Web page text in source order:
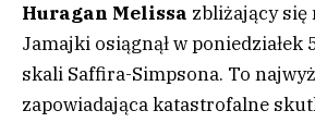
Huragan Melissa zbliżający
Jamajki osiągnął w poniedziałek
skali Saffira-Simpsona. To
zapowiadająca katastrofalne